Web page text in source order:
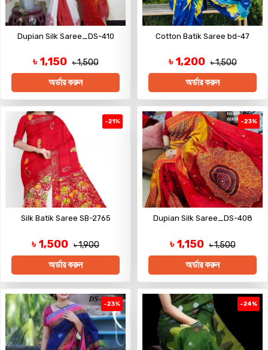
Dupian Silk Saree_DS-410
৳ 1,150 ৳ 1,500
অর্ডার করুন
Cotton Batik Saree bd-47
৳ 1,200 ৳ 1,500
অর্ডার করুন
-21%
Silk Batik Saree SB-2765
৳ 1,500 ৳ 1,900
অর্ডার করুন
-23%
Dupian Silk Saree_DS-408
৳ 1,150 ৳ 1,500
অর্ডার করুন
-23% -24%